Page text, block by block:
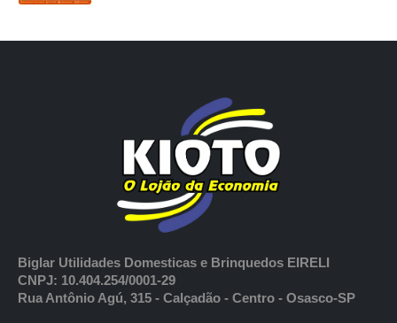
Biglar Utilidades Domesticas e Brinquedos EIRELI
CNPJ: 10.404.254/0001-29
Rua Antônio Agú, 315 - Calçadão - Centro - Osasco-SP